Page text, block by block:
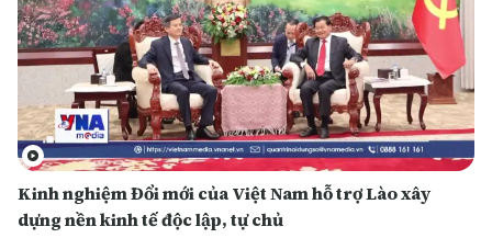
Kinh nghiệm Đổi mới của Việt Nam hỗ trợ Lào xây
dựng nền kinh tế độc lập, tự chủ